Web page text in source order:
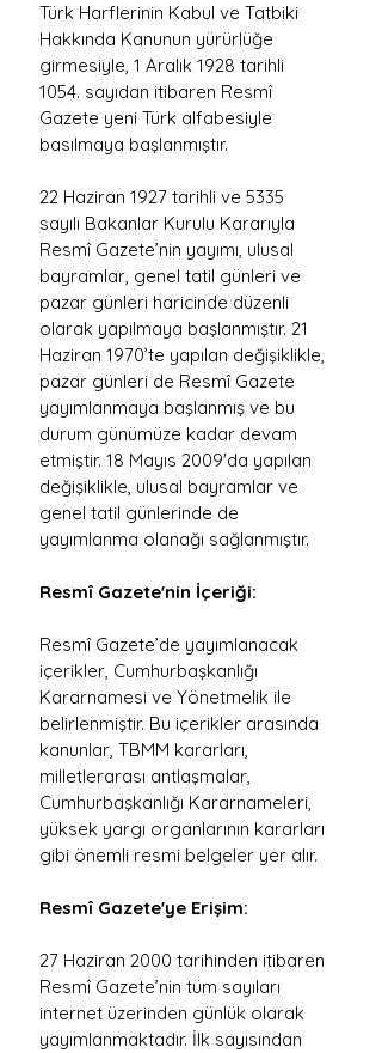
Türk Harflerinin Kabul ve Tatbiki
Hakkında Kanunun yürürlüğe
girmesiyle, 1 Aralık 1928 tarihli
1054. sayıdan itibaren Resmî
Gazete yeni Türk alfabesiyle
basılmaya başlanmıştır.
22 Haziran 1927 tarihli ve 5335
sayılı Bakanlar Kurulu Kararıyla
Resmî Gazete’nin yayımı, ulusal
bayramlar, genel tatil günleri ve
pazar günleri haricinde düzenli
olarak yapılmaya başlanmıştır. 21
Haziran 1970’te yapılan değişiklikle,
pazar günleri de Resmî Gazete
yayımlanmaya başlanmış ve bu
durum günümüze kadar devam
etmiştir. 18 Mayıs 2009'da yapılan
değişiklikle, ulusal bayramlar ve
genel tatil günlerinde de
yayımlanma olanağı sağlanmıştır.
Resmî Gazete'nin İçeriği:
Resmî Gazete’de yayımlanacak
içerikler, Cumhurbaşkanlığı
Kararnamesi ve Yönetmelik ile
belirlenmiştir. Bu içerikler arasında
kanunlar, TBMM kararları,
milletlerarası antlaşmalar,
Cumhurbaşkanlığı Kararnameleri,
yüksek yargı organlarının kararları
gibi önemli resmi belgeler yer alır.
Resmî Gazete'ye Erişim:
27 Haziran 2000 tarihinden itibaren
Resmî Gazete’nin tüm sayıları
internet üzerinden günlük olarak
yayımlanmaktadır. İlk sayısından